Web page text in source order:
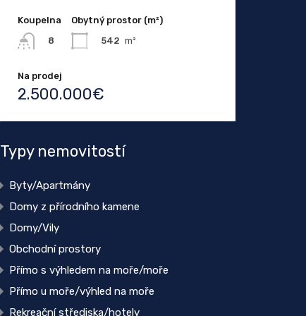
Koupelna
8
Obytný prostor (m²)
542 m²
Na prodej
2.500.000€
Typy nemovitostí
Byty/Apartmány
Domy z přírodního kamene
Domy/Vily
Obchodní prostory
Přímo s výhledem na moře/moře
Přímo u moře/výhled na moře
Rekreační střediska/hotely